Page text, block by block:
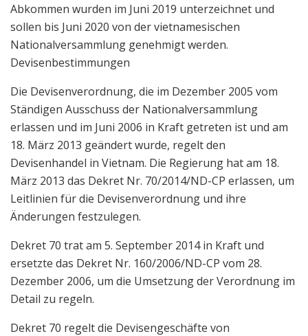
Abkommen wurden im Juni 2019 unterzeichnet und
sollen bis Juni 2020 von der vietnamesischen
Nationalversammlung genehmigt werden.
Devisenbestimmungen
Die Devisenverordnung, die im Dezember 2005 vom
Ständigen Ausschuss der Nationalversammlung
erlassen und im Juni 2006 in Kraft getreten ist und am
18. März 2013 geändert wurde, regelt den
Devisenhandel in Vietnam. Die Regierung hat am 18.
März 2013 das Dekret Nr. 70/2014/ND-CP erlassen, um
Leitlinien für die Devisenverordnung und ihre
Änderungen festzulegen.
Dekret 70 trat am 5. September 2014 in Kraft und
ersetzte das Dekret Nr. 160/2006/ND-CP vom 28.
Dezember 2006, um die Umsetzung der Verordnung im
Detail zu regeln.
Dekret 70 regelt die Devisengeschäfte von